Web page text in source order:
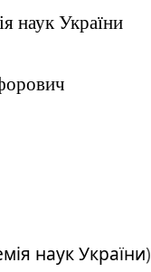
наук України
наук України)